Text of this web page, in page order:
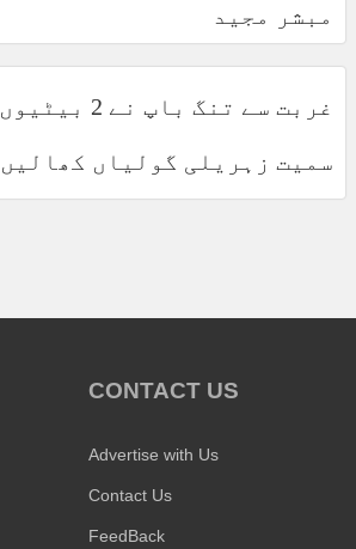
مبشر مجید
غربت سے تنگ باپ نے 2 بیٹیوں
سمیت زہریلی گولیاں کھالیں
CONTACT US
Advertise with Us
Contact Us
FeedBack